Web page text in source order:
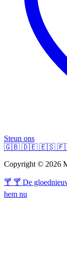
Steun ons
🇬🇧 🇩🇪 🇪🇸
Copyright © 2026
🍸 🍸 De
hem nu